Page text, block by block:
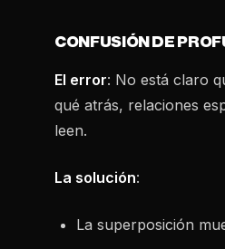
CONFUSIÓN DE
El error: No está claro
qué atrás, relaciones
leen.
La solución:
La superposición